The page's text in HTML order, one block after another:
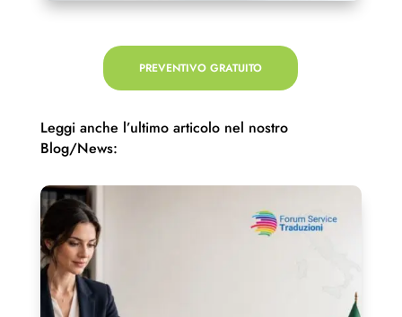
PREVENTIVO GRATUITO
Leggi anche l’ultimo articolo nel nostro
Blog/News: